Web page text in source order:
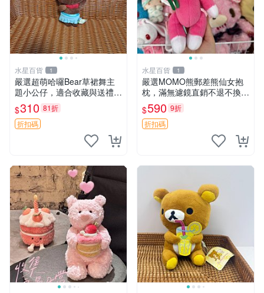
水星百貨 1
嚴選超萌哈囉Bear草裙舞主
題小公仔，適合收藏與送禮 1
00 克 哈囉Bear 草裙舞
$310 81折
折扣碼
水星百貨 1
嚴選MOMO熊郵差熊仙女抱
枕，滿無濾鏡直銷不退不換
經典造型可愛必備 紅薯啵啵
間抱枕 抱枕 時尚
$590 9折
折扣碼